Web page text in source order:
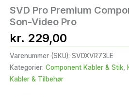
SVD Pro Premium
Son-Video Pro
kr. 229,00
Varenummer (SKU): SVDXVR73LE
Kategorier: Component Kabler & Stik,
Kabler & Tilbehør